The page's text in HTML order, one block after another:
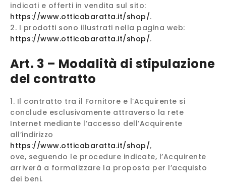
indicati e offerti in vendita sul sito:
https://www.otticabaratta.it/shop/.
I prodotti sono illustrati nella pagina web:
https://www.otticabaratta.it/shop/.
Art. 3 – Modalità di stipulazione
del contratto
Il contratto tra il Fornitore e l’Acquirente si
conclude esclusivamente attraverso la rete
Internet mediante l’accesso dell’Acquirente
all’indirizzo
https://www.otticabaratta.it/shop/,
ove, seguendo le procedure indicate, l’Acquirente
arriverà a formalizzare la proposta per l’acquisto
dei beni.